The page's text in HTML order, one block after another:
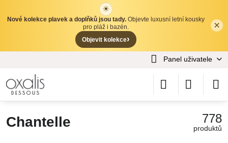
✕
×
☀
Nové kolekce plavek a doplňků jsou tady. Objevte luxusní letní kousky
pro pláž i bazén.
Objevit kolekce›
Panel uživatele
Chantelle 778
produktů